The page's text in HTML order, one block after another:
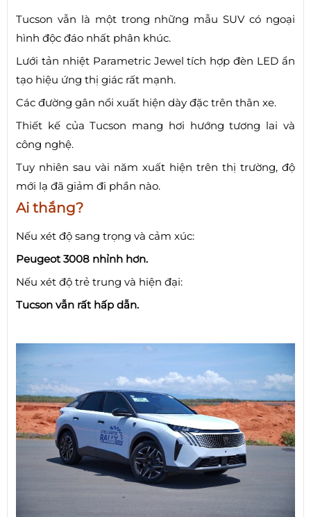
Tucson vẫn là một trong những mẫu SUV có ngoại
hình độc đáo nhất phân khúc.
Lưới tản nhiệt Parametric Jewel tích hợp đèn LED ẩn
tạo hiệu ứng thị giác rất mạnh.
Các đường gân nổi xuất hiện dày đặc trên thân xe.
Thiết kế của Tucson mang hơi hướng tương lai và
công nghệ.
Tuy nhiên sau vài năm xuất hiện trên thị trường, độ
mới lạ đã giảm đi phần nào.
Ai thắng?
Nếu xét độ sang trọng và cảm xúc:
Peugeot 3008 nhỉnh hơn.
Nếu xét độ trẻ trung và hiện đại:
Tucson vẫn rất hấp dẫn.